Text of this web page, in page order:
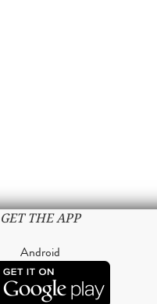
GET THE APP
Android